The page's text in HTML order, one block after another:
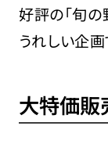
好評の「旬
うれしい企
大特価販